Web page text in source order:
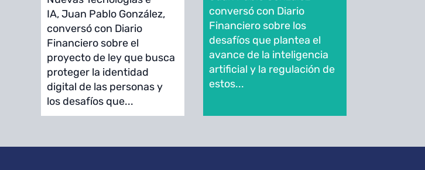
IA, Juan Pablo González,
conversó con Diario
Financiero sobre el
proyecto de ley que busca
proteger la identidad
digital de las personas y
los desafíos que...
conversó con Diario
Financiero sobre los
desafíos que plantea el
avance de la inteligencia
artificial y la regulación de
estos...